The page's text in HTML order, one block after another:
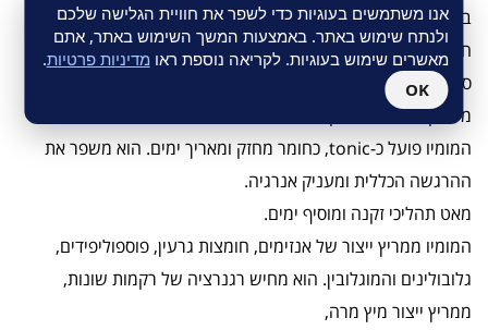
בדגש על איחוי שברים
חיזוק ובניית העצם ומניעה של אוסטיאופורוזיס (בריחת סידן).
סגולות המומיו:
מעניק אנרגיה, מחזק את מערכת העצבים.
המומיו פועל כ-tonic, כחומר מחזק ומאריך ימים. הוא משפר את
ההרגשה הכללית ומעניק אנרגיה.
מאט תהליכי זקנה ומוסיף ימים.
המומיו ממריץ ייצור של אנזימים, חומצות גרעין, פוספוליפידים,
גלובולינים והמוגלובין. הוא מחיש רגנרציה של רקמות שונות,
ממריץ ייצור מיץ מרה,
אנו משתמשים בעוגיות כדי לשפר את חוויית הגלישה שלכם
ולנתח שימוש באתר. באמצעות המשך השימוש באתר, אתם
מאשרים שימוש בעוגיות. לקריאה נוספת ראו מדיניות פרטיות.
OK